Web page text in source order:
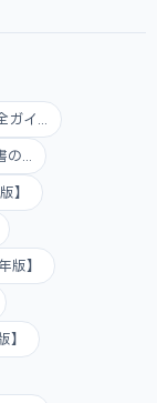
イ...
...
】
版】
】